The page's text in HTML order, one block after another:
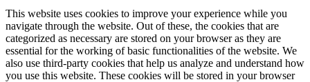
This website uses cookies to improve your experience while you
navigate through the website. Out of these, the cookies that are
categorized as necessary are stored on your browser as they are
essential for the working of basic functionalities of the website. We
also use third-party cookies that help us analyze and understand how
you use this website. These cookies will be stored in your browser